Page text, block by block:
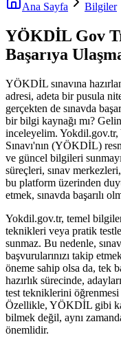
Ana Sayfa Bilgiler
YÖKDİL Gov
Başarıya
YÖKDİL sınavına
adresi, adeta bir pusula
gerçekten de sınavda
bir bilgi kaynağı mı?
inceleyelim. Yokdil.gov.tr,
Sınavı'nın (YÖKDİL)
ve güncel bilgileri
süreçleri, sınav
bu platform üzerinden
etmek, sınavda başarılı
Yokdil.gov.tr, temel
teknikleri veya pratik
sunmaz. Bu nedenle,
başvurularınızı takip
öneme sahip olsa da, tek
hazırlık sürecinde,
test tekniklerini
Özellikle, YÖKDİL gibi
bilmek değil, aynı
önemlidir.